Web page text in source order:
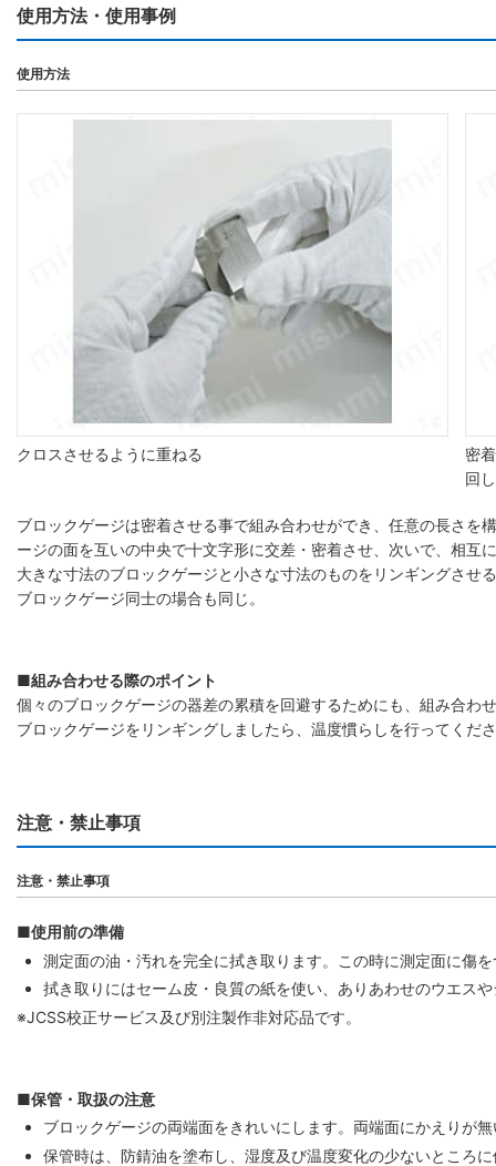
使用方法・使用事例
使用方法
クロスさせるように重ねる
密
回
ブロックゲージは密着させる事で組み合わせができ、任意の長さ
ージの面を互いの中央で十文字形に交差・密着させ、次いで、相互
大きな寸法のブロックゲージと小さな寸法のものをリンギングさ
ブロックゲージ同士の場合も同じ。
■組み合わせる際のポイント
個々のブロックゲージの器差の累積を回避するためにも、組み合わ
ブロックゲージをリンギングしましたら、温度慣らしを行ってくだ
注意・禁止事項
注意・禁止事項
■使用前の準備
測定面の油・汚れを完全に拭き取ります。この時に測定面に傷
拭き取りにはセーム皮・良質の紙を使い、ありあわせのウエス
※JCSS校正サービス及び別注製作非対応品です。
■保管・取扱の注意
ブロックゲージの両端面をきれいにします。両端面にかえりが
保管時は、防錆油を塗布し、湿度及び温度変化の少ないところ